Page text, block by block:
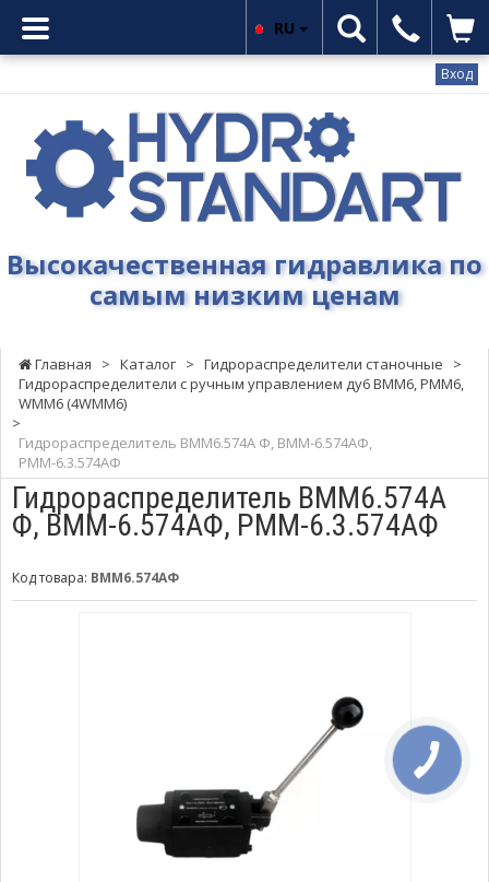
Вход
Гидростандарт
Высокачественная
гидравлика
низким
Высокачественная гидравлика по
самым низким ценам
RU
Главная > Каталог > Гидрораспределители станочные
>
Гидрораспределители с ручным управлением ду6 ВММ6, РММ6,
WMM6 (4WMM6)
>
Гидрораспределитель ВММ6.574А Ф, ВММ-6.574АФ,
РММ-6.3.574АФ
Гидрораспределитель ВММ6.574А
Ф, ВММ-6.574АФ, РММ-6.3.574АФ
Код товара: ВММ6.574АФ